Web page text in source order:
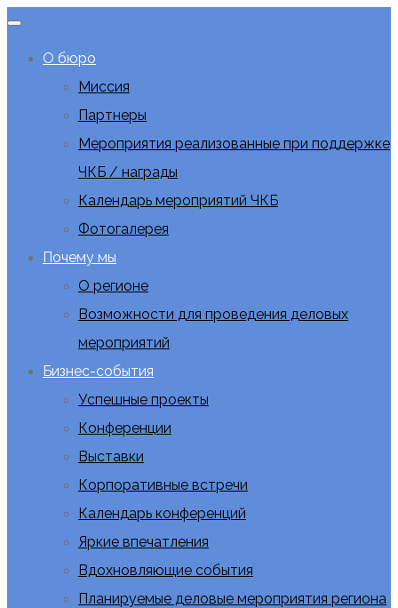
О бюро
Миссия
Партнеры
Мероприятия реализованные при поддержке
ЧКБ / награды
Календарь мероприятий ЧКБ
Фотогалерея
Почему мы
О регионе
Возможности для проведения деловых
мероприятий
Бизнес-события
Успешные проекты
Конференции
Выставки
Корпоративные встречи
Календарь конференций
Яркие впечатления
Вдохновляющие события
Планируемые деловые мероприятия региона